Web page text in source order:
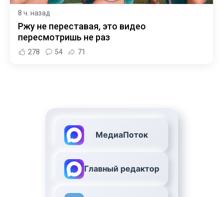
8 ч. назад
Ржу не переставая, это видео
пересмотришь не раз
278 54 71
МедиаПоток
Главный редактор